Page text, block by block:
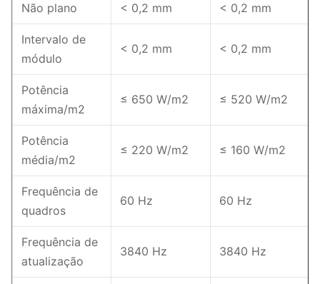
Não plano < 0,2 mm < 0,2 mm
Intervalo de
módulo
< 0,2 mm < 0,2 mm
Potência
máxima/m2
≤ 650 W/m2 ≤ 520 W/m2
Potência
média/m2
≤ 220 W/m2 ≤ 160 W/m2
Frequência de
quadros
60 Hz 60 Hz
Frequência de
atualização
3840 Hz 3840 Hz